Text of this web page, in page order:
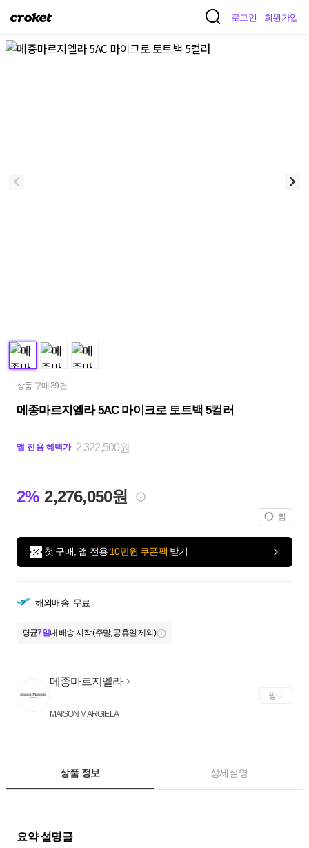
크
켓
로그인 회원가입
상품 구매 39건
메종마르지엘라 5AC 마이크로 토트백 5컬러
앱 전용 혜택가 2,322,500원
2% 2,276,050원
찜
첫 구매, 앱 전용 10만원 쿠폰팩 받기
해외배송 무료
평균7일내 배송 시작 (주말, 공휴일 제외)
메종마르지엘라
MAISON MARGIELA
찜
상품 정보 상세설명
요약 설명글